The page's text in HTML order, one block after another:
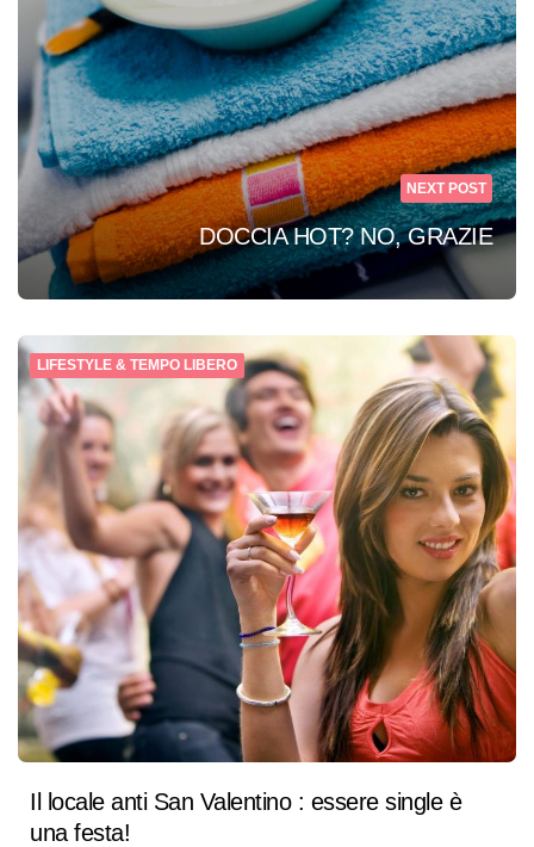
NEXT POST
DOCCIA HOT? NO, GRAZIE
LIFESTYLE & TEMPO LIBERO
Il locale anti San Valentino : essere single è
una festa!